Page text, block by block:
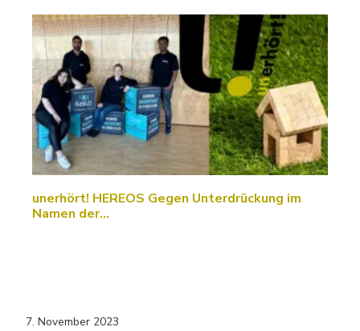
unerhört! HEREOS Gegen Unterdrückung im
Namen der…
7. November 2023